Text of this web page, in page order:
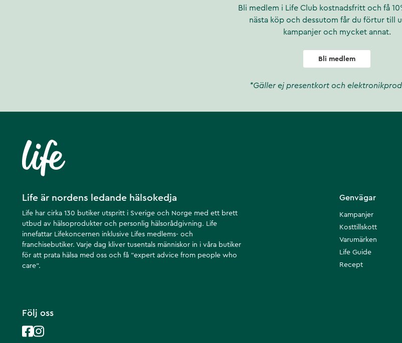
Bli medlem i Life Club kostnadsfritt och få
nästa köp och dessutom får du förtur till
kampanjer och mycket annat.
Bli medlem
*Gäller ej presentkort och
Life är nordens ledande hälsokedja
Life har cirka 130 butiker utspritt i Sverige och Norge med ett brett
utbud av hälsoprodukter och personlig hälsorådgivning. Life
innefattar Lifekoncernen inklusive Lifes medlems- och
franchisebutiker. Varje dag kliver tusentals människor in i våra butiker
för att prata hälsa med oss och få ”expert advice from people who
care”.
Genvägar
Kampanjer
Kosttillskott
Varumärken
Life Guide
Recept
Följ oss